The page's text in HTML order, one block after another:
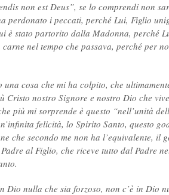
non est Deus”, se lo comprendi non
perdonato i peccati, perché Lui, Figlio
è stato partorito dalla Madonna, perché
carne nel tempo che passava, perché per
una cosa che mi ha colpito, che
Cristo nostro Signore e nostro Dio che
più mi sorprende è questo “nell’unità
felicità, lo Spirito Santo, questo
che secondo me non ha l’equivalente,
al Figlio, che riceve tutto dal Padre
Dio nulla che sia forzoso, non c’è in Dio